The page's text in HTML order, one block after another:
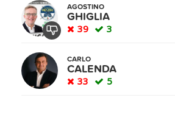
AGOSTINO
GHIGLIA
39 3
CARLO
CALENDA
33 5